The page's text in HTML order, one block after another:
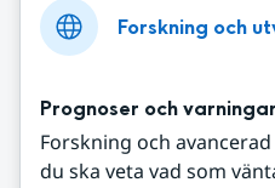
Forskning och
Prognoser och varningar
Forskning och
du ska veta vad som